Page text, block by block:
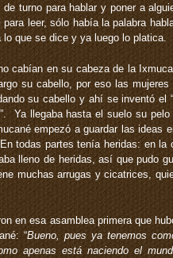
turno para hablar y poner a
leer, sólo había la palabra
que se dice y ya luego lo platica.
cabían en su cabeza de la
su cabello, por eso las
su cabello y ahí se inventó el
Ya llegaba hasta el suelo su
empezó a guardar las ideas
todas partes tenía heridas: en la
lleno de heridas, así que pudo
muchas arrugas y cicatrices,
en esa asamblea primera que
“Bueno, pues ya tenemos
apenas está naciendo el